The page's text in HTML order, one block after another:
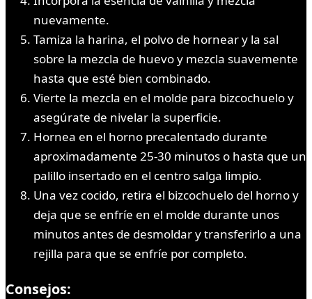
nuevamente.
Tamiza la harina, el polvo de hornear y la sal
sobre la mezcla de huevo y mezcla suavemente
hasta que esté bien combinado.
Vierte la mezcla en el molde para bizcochuelo y
asegúrate de nivelar la superficie.
Hornea en el horno precalentado durante
aproximadamente 25-30 minutos o hasta que un
palillo insertado en el centro salga limpio.
Una vez cocido, retira el bizcochuelo del horno y
deja que se enfríe en el molde durante unos
minutos antes de desmoldar y transferirlo a una
rejilla para que se enfríe por completo.
Consejos: